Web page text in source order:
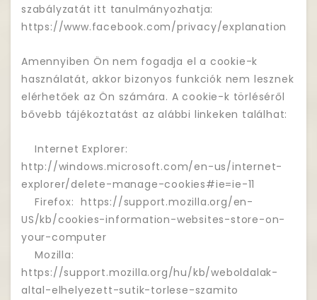
szabályzatát itt tanulmányozhatja:
https://www.facebook.com/privacy/explanation
Amennyiben Ön nem fogadja el a cookie-k
használatát, akkor bizonyos funkciók nem lesznek
elérhetőek az Ön számára. A cookie-k törléséről
bővebb tájékoztatást az alábbi linkeken találhat:
Internet Explorer:
http://windows.microsoft.com/en-us/internet-
explorer/delete-manage-cookies#ie=ie-11
Firefox: https://support.mozilla.org/en-
US/kb/cookies-information-websites-store-on-
your-computer
Mozilla:
https://support.mozilla.org/hu/kb/weboldalak-
altal-elhelyezett-sutik-torlese-szamito